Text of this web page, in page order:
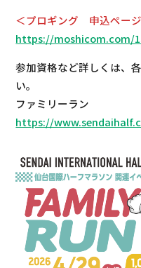
＜プロギング 申込ペー
https://moshicom.com/
参加資格など詳しくは、
い。
ファミリーラン
https://